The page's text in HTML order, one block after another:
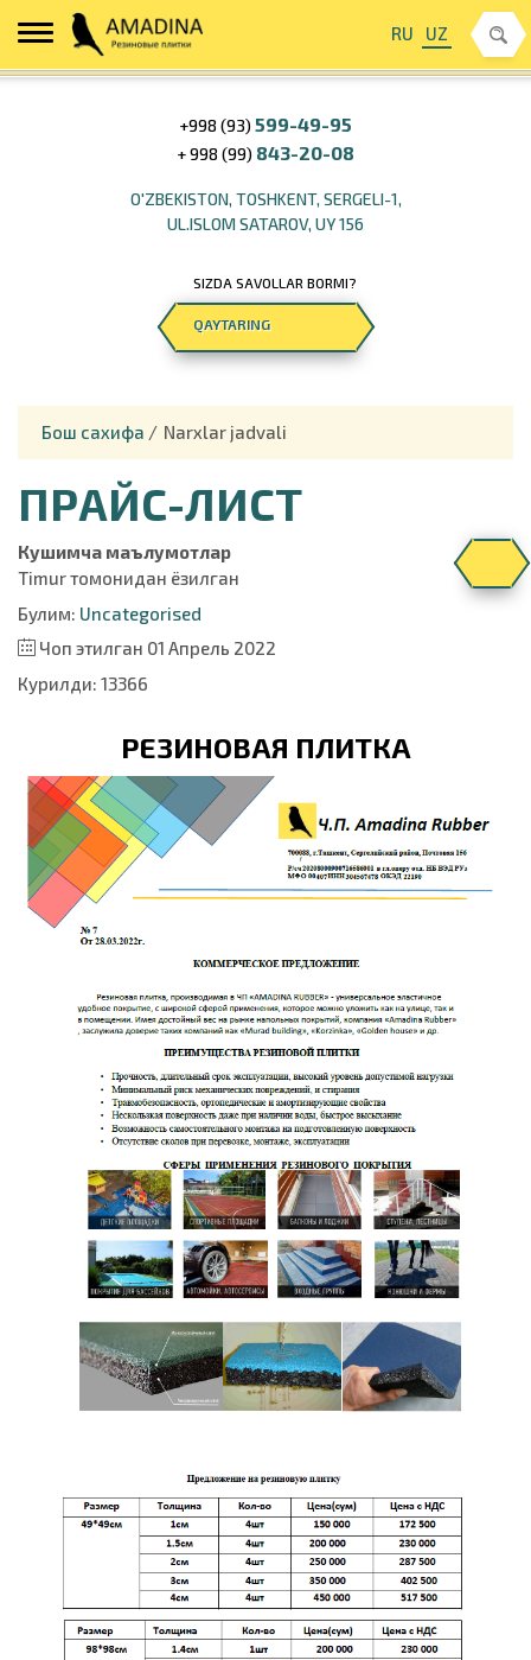
RU UZ
+998 (93)599-49-95
+ 998 (99) 843-20-08
O'ZBEKISTON, TOSHKENT, SERGELI-1,
UL.ISLOM SATAROV, UY 156
SIZDA SAVOLLAR BORMI?
QAYTARING
Бош сахифа / Narxlar jadvali
ПРАЙС-ЛИСТ
Кушимча маълумотлар
Timurтомонидан ёзилган
Булим: Uncategorised
Чоп этилган 01 Апрель 2022
Курилди: 13366
РЕЗИНОВАЯ ПЛИТКА